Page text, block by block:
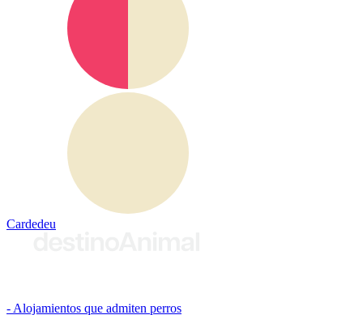
Cardedeu
Alojamientos que admiten perros